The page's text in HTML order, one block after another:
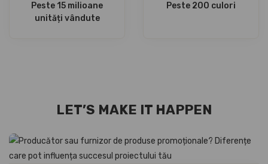
Peste 15 milioane
unități vândute
Peste 200 culori
LET’S MAKE IT HAPPEN